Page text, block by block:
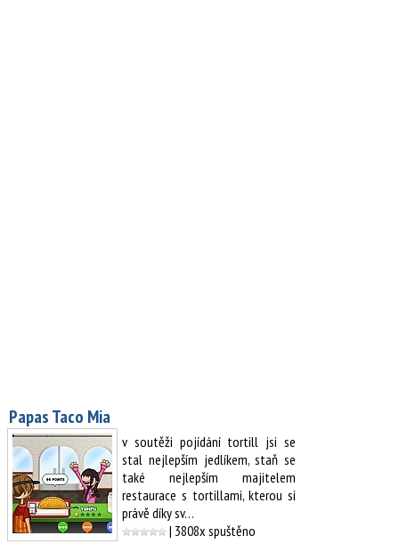
Papas Taco Mia
v soutěži pojídání tortill jsi se
stal nejlepším jedlíkem, staň se
také nejlepším majitelem
restaurace s tortillami, kterou si
právě díky sv…
| 3808x spuštěno